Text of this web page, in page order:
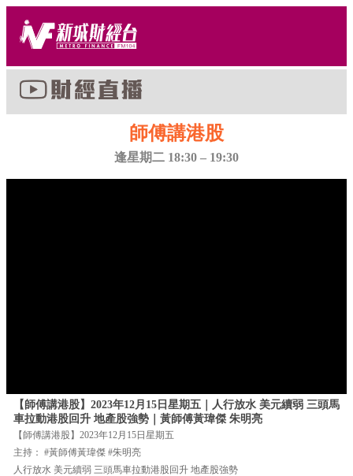
師傅講港股
逢星期二 18:30 – 19:30
【師傅講港股】2023年12月15日星期五｜人行放水 美元續弱 三頭馬
車拉動港股回升 地產股強勢｜黃師傅黃瑋傑 朱明亮
【師傅講港股】2023年12月15日星期五
主持： #黃師傅黃瑋傑 #朱明亮
人行放水 美元續弱 三頭馬車拉動港股回升 地產股強勢